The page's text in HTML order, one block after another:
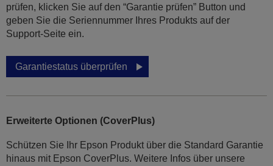
prüfen, klicken Sie auf den “Garantie prüfen” Button und
geben Sie die Seriennummer Ihres Produkts auf der
Support-Seite ein.
Garantiestatus überprüfen
Erweiterte Optionen (CoverPlus)
Schützen Sie Ihr Epson Produkt über die Standard Garantie
hinaus mit Epson CoverPlus. Weitere Infos über unsere